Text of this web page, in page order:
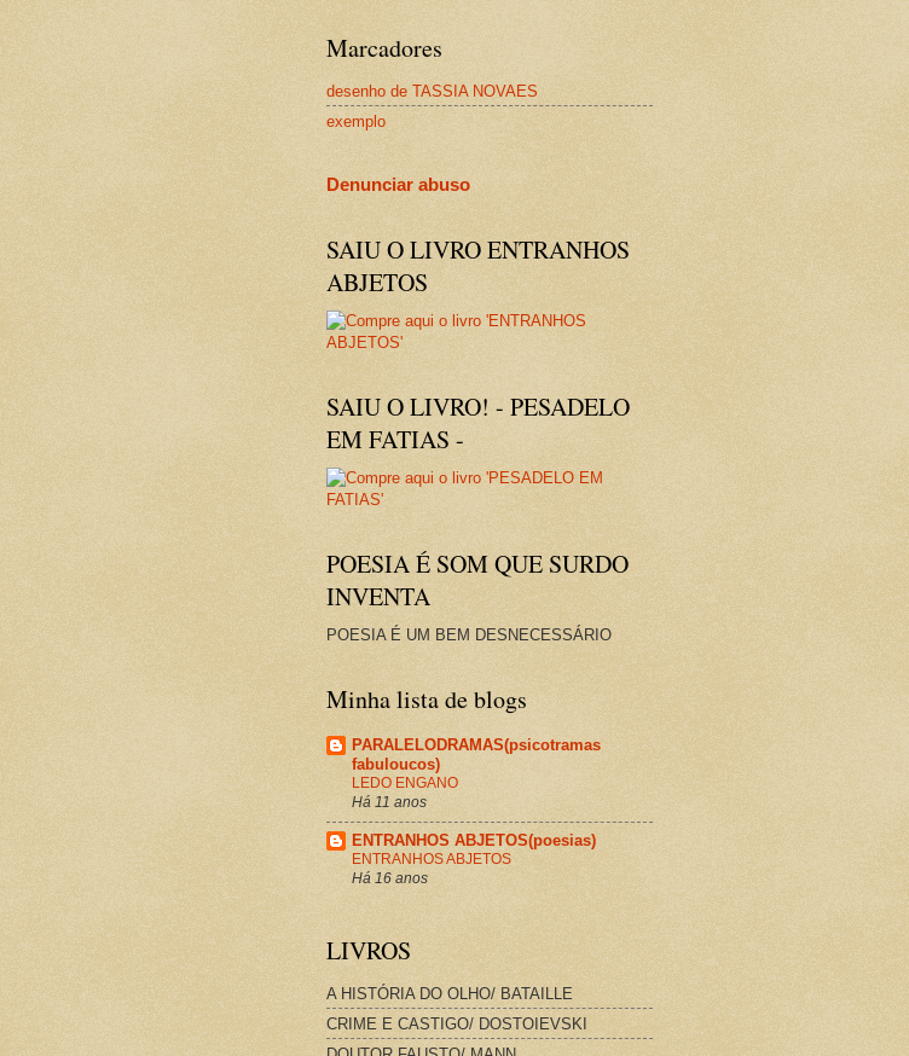
Marcadores
desenho de TASSIA NOVAES
exemplo
Denunciar abuso
SAIU O LIVRO ENTRANHOS
ABJETOS
SAIU O LIVRO! - PESADELO
EM FATIAS -
POESIA É SOM QUE SURDO
INVENTA
POESIA É UM BEM DESNECESSÁRIO
Minha lista de blogs
PARALELODRAMAS(psicotramas
fabuloucos)
LEDO ENGANO
Há 11 anos
ENTRANHOS ABJETOS(poesias)
ENTRANHOS ABJETOS
Há 16 anos
LIVROS
A HISTÓRIA DO OLHO/ BATAILLE
CRIME E CASTIGO/ DOSTOIEVSKI